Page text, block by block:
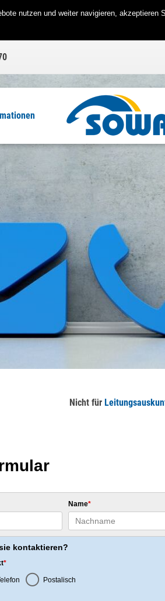
nutzen und weiter navigieren,
Nicht für